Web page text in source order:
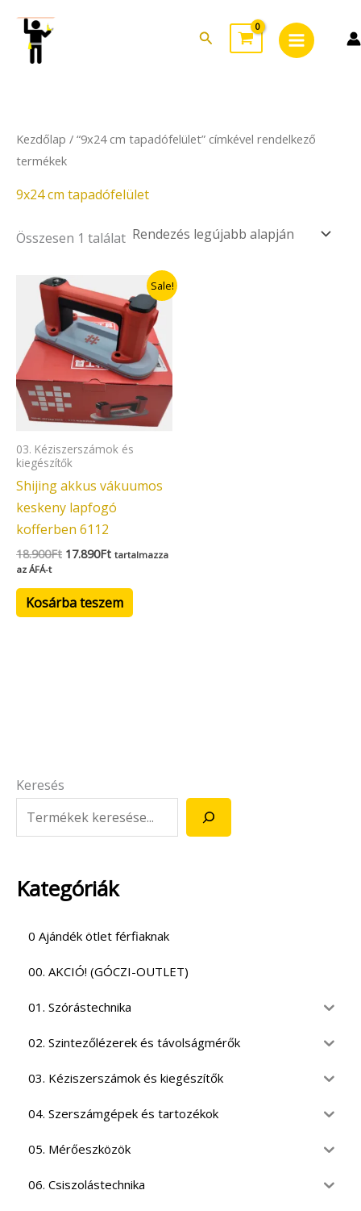
content
Search
Menu
Keresés
Kategóriák
0 Ajándék ötlet férfiaknak
00. AKCIÓ! (GÓCZI-OUTLET)
01. Szórástechnika
02. Szintezőlézerek és távolságmérők
03. Kéziszerszámok és kiegészítők
04. Szerszámgépek és tartozékok
05. Mérőeszközök
06. Csiszolástechnika
Kezdőlap / “9x24 cm tapadófelület” címkével rendelkező
termékek
9x24 cm tapadófelület
Összesen 1 találat
Sale!
03. Kéziszerszámok és
kiegészítők
Shijing akkus vákuumos
keskeny lapfogó
kofferben 6112
18.900Ft
Original
price
was:
18.900Ft.
17.890Ft
Current
price
is:
17.890Ft.
tartalmazza
az ÁFÁ-t
Kosárba teszem